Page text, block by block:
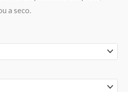
a seco.